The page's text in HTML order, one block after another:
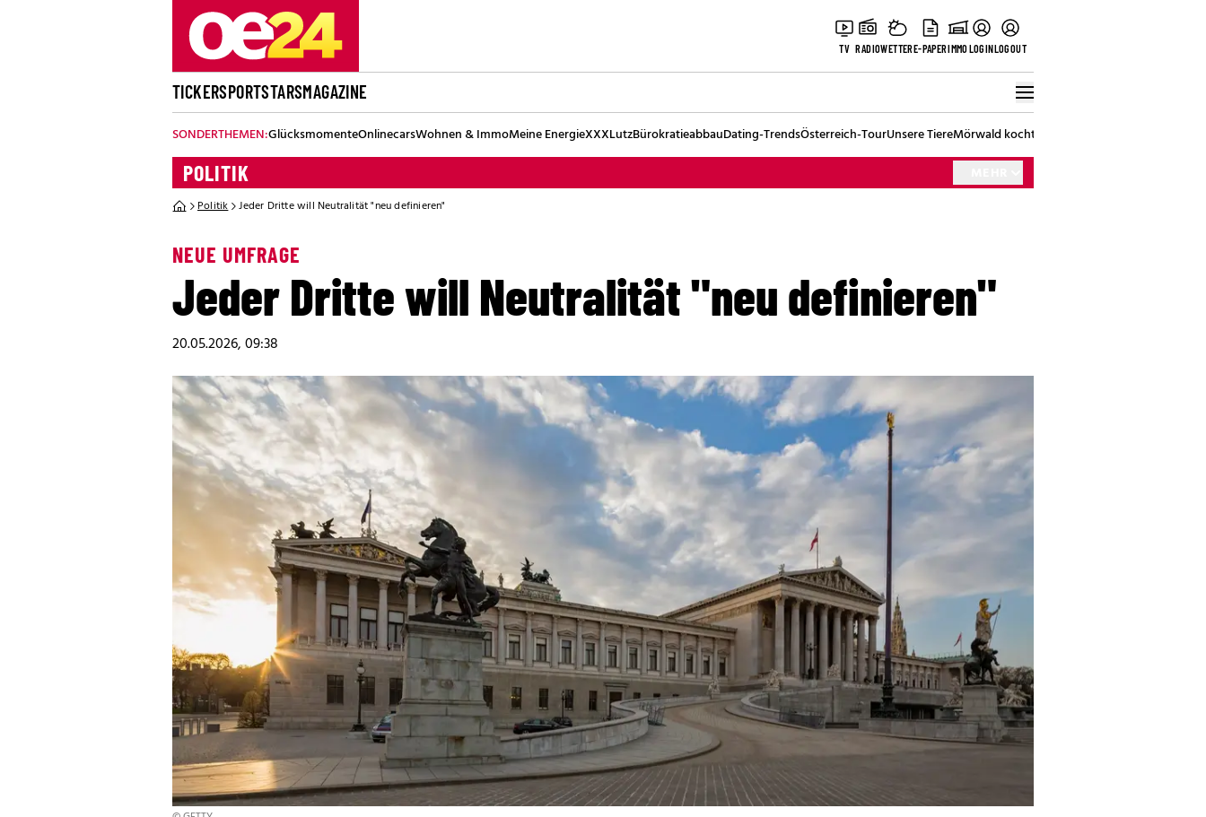
TV RADIOWETTERE-PAPERIMMOLOGINLOGOUT
TICKERSPORTSTARSMAGAZINE
SONDERTHEMEN:GlücksmomenteOnlinecarsWohnen & ImmoMeine EnergieXXXLutzBürokratieabbauDating-TrendsÖsterreich-TourUnsere TiereMörwald kocht
POLITIK
Politik Jeder Dritte will Neutralität "neu definieren"
NEUE UMFRAGE
Jeder Dritte will Neutralität "neu definieren"
20.05.2026, 09:38